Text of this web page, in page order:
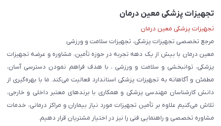
تجهیزات پزشکی معین درمان
تجهیزات پزشکی معین درمان
مرجع تخصصی تجهیزات پزشکی، تجهیزات سلامت و ورزشی
معین درمان با بیش از یک دهه تجربه در حوزه تأمین، مشاوره و عرضه تجهیزات
پزشکی، توانبخشی و سلامت و ورزشی ، با هدف فراهم نمودن دسترسی آسان،
مطمئن و آگاهانه به تجهیزات پزشکی استاندارد فعالیت می‌کند. ما با بهره‌گیری از
دانش کارشناسان مهندسی پزشکی و همکاری با برندهای معتبر داخلی و خارجی،
تلاش می‌کنیم علاوه بر تأمین تجهیزات مورد نیاز بیماران و مراکز درمانی، خدمات
مشاوره تخصصی و راهنمایی فنی را نیز در اختیار مشتریان قرار دهیم.